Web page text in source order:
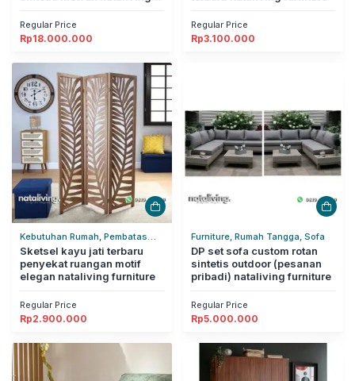
Regular Price
Rp18.000.000
Regular Price
Rp3.100.000
Kebutuhan Rumah, Pembatas
Ruangan, Rumah Tangga
Sketsel kayu jati terbaru
penyekat ruangan motif
elegan nataliving furniture
Regular Price
Rp2.900.000
Furniture, Rumah Tangga, Sofa
DP set sofa custom rotan
sintetis outdoor (pesanan
pribadi) nataliving furniture
Regular Price
Rp5.000.000